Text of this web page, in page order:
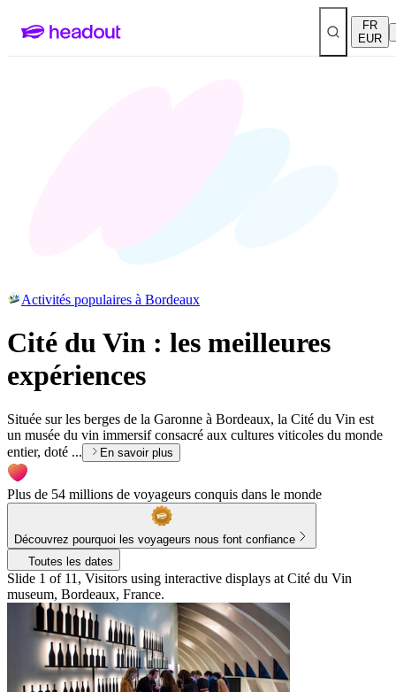
FR
EUR
Activités populaires à Bordeaux
Cité du Vin : les meilleures
expériences
Située sur les berges de la Garonne à Bordeaux, la Cité du Vin est
un musée du vin immersif consacré aux cultures viticoles du monde
entier, doté ...
En savoir plus
Plus de 54 millions de voyageurs conquis dans le monde
Découvrez pourquoi les voyageurs nous font confiance
Toutes les dates
Slide 1 of 11, Visitors using interactive displays at Cité du Vin
museum, Bordeaux, France.